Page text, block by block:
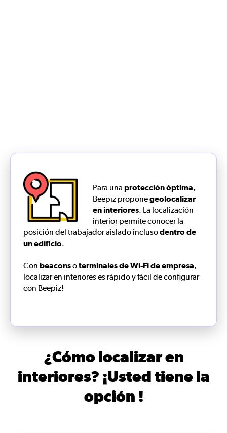
Para una protección óptima,
Beepiz proponegeolocalizar
en interiores. La localización
interior permite conocer la
posición del trabajador aislado inclusodentro de
un edificio.
Con beaconsoterminales de Wi-Fi de empresa,
localizar en interiores es rápido y fácil de configurar
con Beepiz!
¿Cómo localizar en
interiores? ¡Usted tiene la
opción !